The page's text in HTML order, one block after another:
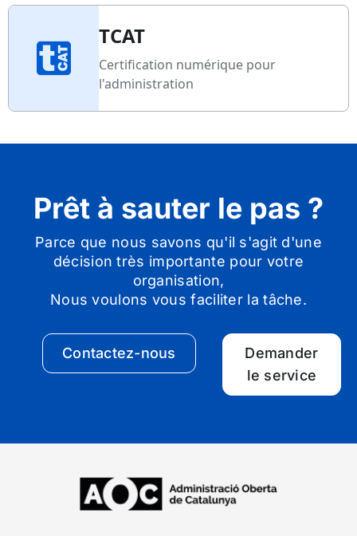
TCAT
Certification numérique pour
l'administration
Prêt à sauter le pas ?
Parce que nous savons qu'il s'agit d'une
décision très importante pour votre
organisation,
Nous voulons vous faciliter la tâche.
Contactez-nous
Demander
le service